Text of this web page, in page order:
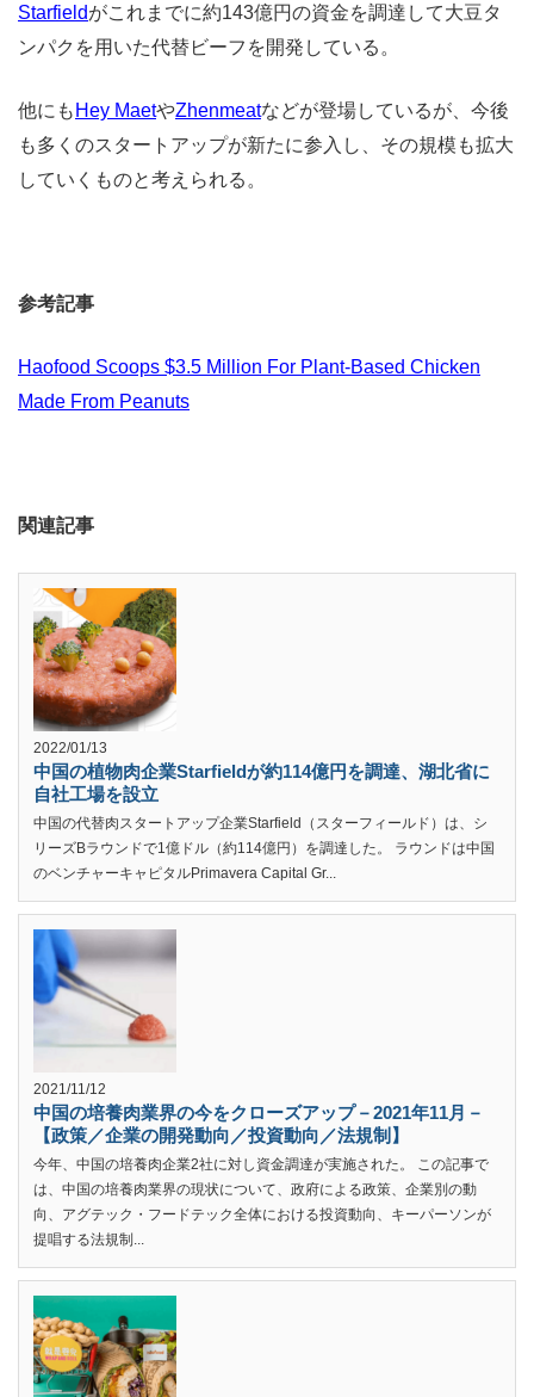
Starfieldがこれまでに約143億円の資金を調達して大豆タ
ンパクを用いた代替ビーフを開発している。
他にも Hey MaetやZhenmeatなどが登場しているが、今後
も多くのスタートアップが新たに参入し、その規模も拡大
していくものと考えられる。
参考記事
Haofood Scoops $3.5 Million For Plant-Based Chicken
Made From Peanuts
関連記事
2022/01/13
中国の植物肉企業Starfieldが約114億円を調達、湖北省に
自社工場を設立
中国の代替肉スタートアップ企業Starfield（スターフィールド）は、シ
リーズBラウンドで1億ドル（約114億円）を調達した。 ラウンドは中国
のベンチャーキャピタルPrimavera Capital Gr...
2021/11/12
中国の培養肉業界の今をクローズアップ－2021年11月－
【政策／企業の開発動向／投資動向／法規制】
今年、中国の培養肉企業2社に対し資金調達が実施された。 この記事で
は、中国の培養肉業界の現状について、政府による政策、企業別の動
向、アグテック・フードテック全体における投資動向、キーパーソンが
提唱する法規制...